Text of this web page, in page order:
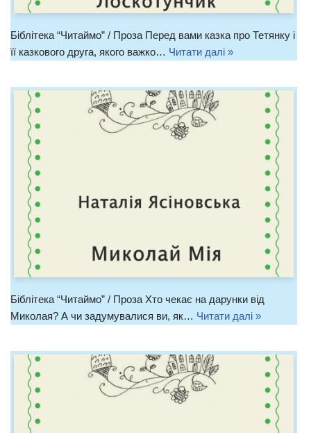
Біблітека “Читаймо” / Проза Перед вами казка про Тетянку і
її казкового друга, якого важко… Читати далі »
Біблітека “Читаймо” / Проза Хто чекає на дарунки від
Миколая? А чи задумувалися ви, як… Читати далі »